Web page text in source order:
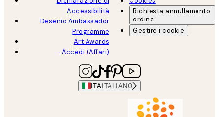
Accessibilità
Desenio Ambassador
Programme
Art Awards
Accedi (Affari)
Richiesta annullamento
ordine
Gestire i cookie
ITAITALIANO